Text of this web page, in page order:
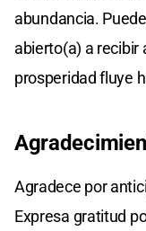
abundancia.
abierto(a) a recibir
prosperidad fluye
Agradece por
Expresa gratitud